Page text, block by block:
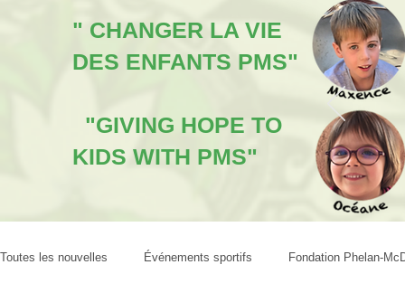
" CHANGER LA VIE
DES ENFANTS PMS"
"GIVING HOPE TO
KIDS WITH PMS"
Toutes les nouvelles Événements sportifs Fondation Phelan-